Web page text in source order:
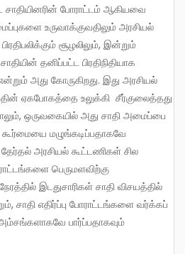
சாதியினரின் போராட்டம் ஆகியவை
உருவாக்குவதிலும் அரசியல்
சூழலிலும், இன்றும்
தனிப்பட்ட பிரதிநிதியாக
அது கோருகிறது. இது அரசியல்
ஏகபோகத்தை உலுக்கி சீர்குலைத்தது
ஒருவகையில் அது சாதி அமைப்பை
மழுங்கடிப்பதாகவே
அரசியல் கூட்டணிகள் சில
பெருமளவிற்கு
இடதுசாரிகள் சாதி விசயத்தில்
சாதி எதிர்ப்பு போராட்டங்களை வர்க்கப்
பார்ப்பதாகவும்